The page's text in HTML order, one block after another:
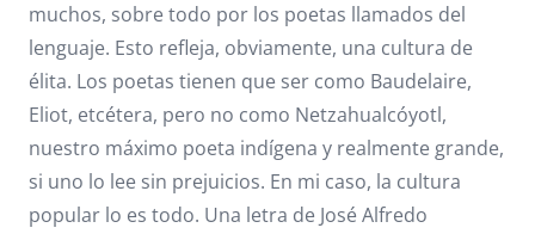
muchos, sobre todo por los poetas llamados del
lenguaje. Esto refleja, obviamente, una cultura de
élita. Los poetas tienen que ser como Baudelaire,
Eliot, etcétera, pero no como Netzahualcóyotl,
nuestro máximo poeta indígena y realmente grande,
si uno lo lee sin prejuicios. En mi caso, la cultura
popular lo es todo. Una letra de José Alfredo